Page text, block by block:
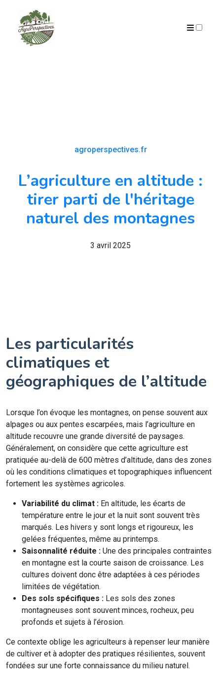
agroperspectives.fr
L’agriculture en altitude :
tirer parti de l'héritage
naturel des montagnes
3 avril 2025
Les particularités
climatiques et
géographiques de l’altitude
Lorsque l’on évoque les montagnes, on pense souvent aux
alpages ou aux pentes escarpées, mais l’agriculture en
altitude recouvre une grande diversité de paysages.
Généralement, on considère que cette agriculture est
pratiquée au-delà de 600 mètres d’altitude, dans des zones
où les conditions climatiques et topographiques influencent
fortement les systèmes agricoles.
Variabilité du climat : En altitude, les écarts de
température entre le jour et la nuit sont souvent très
marqués. Les hivers y sont longs et rigoureux, les
gelées fréquentes, même au printemps.
Saisonnalité réduite : Une des principales contraintes
en montagne est la courte saison de croissance. Les
cultures doivent donc être adaptées à ces périodes
limitées de végétation.
Des sols spécifiques : Les sols des zones
montagneuses sont souvent minces, rocheux, peu
profonds et sujets à l’érosion.
Ce contexte oblige les agriculteurs à repenser leur manière
de cultiver et à adopter des pratiques résilientes, souvent
fondées sur une forte connaissance du milieu naturel.